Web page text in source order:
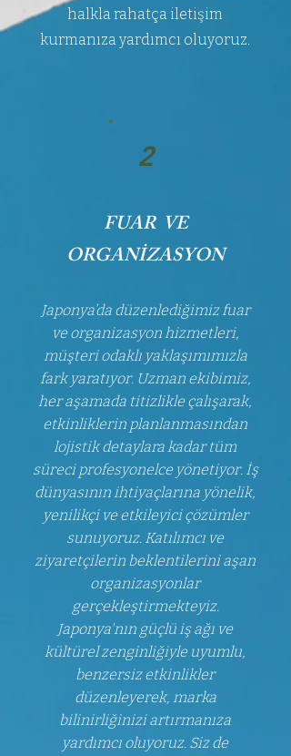
halkla rahatça iletişim
kurmanıza yardımcı oluyoruz.
2
FUAR VE
ORGANİZASYON
Japonya’da düzenlediğimiz fuar
ve organizasyon hizmetleri,
müşteri odaklı yaklaşımımızla
fark yaratıyor. Uzman ekibimiz,
her aşamada titizlikle çalışarak,
etkinliklerin planlanmasından
lojistik detaylara kadar tüm
süreci profesyonelce yönetiyor. İş
dünyasının ihtiyaçlarına yönelik,
yenilikçi ve etkileyici çözümler
sunuyoruz. Katılımcı ve
ziyaretçilerin beklentilerini aşan
organizasyonlar
gerçekleştirmekteyiz.
Japonya'nın güçlü iş ağı ve
kültürel zenginliğiyle uyumlu,
benzersiz etkinlikler
düzenleyerek, marka
bilinirliğinizi artırmanıza
yardımcı oluyoruz. Siz de